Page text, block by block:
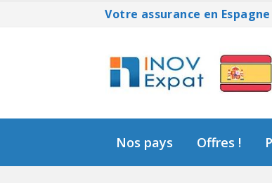
Votre assurance en Espagne
Nos pays Offres !